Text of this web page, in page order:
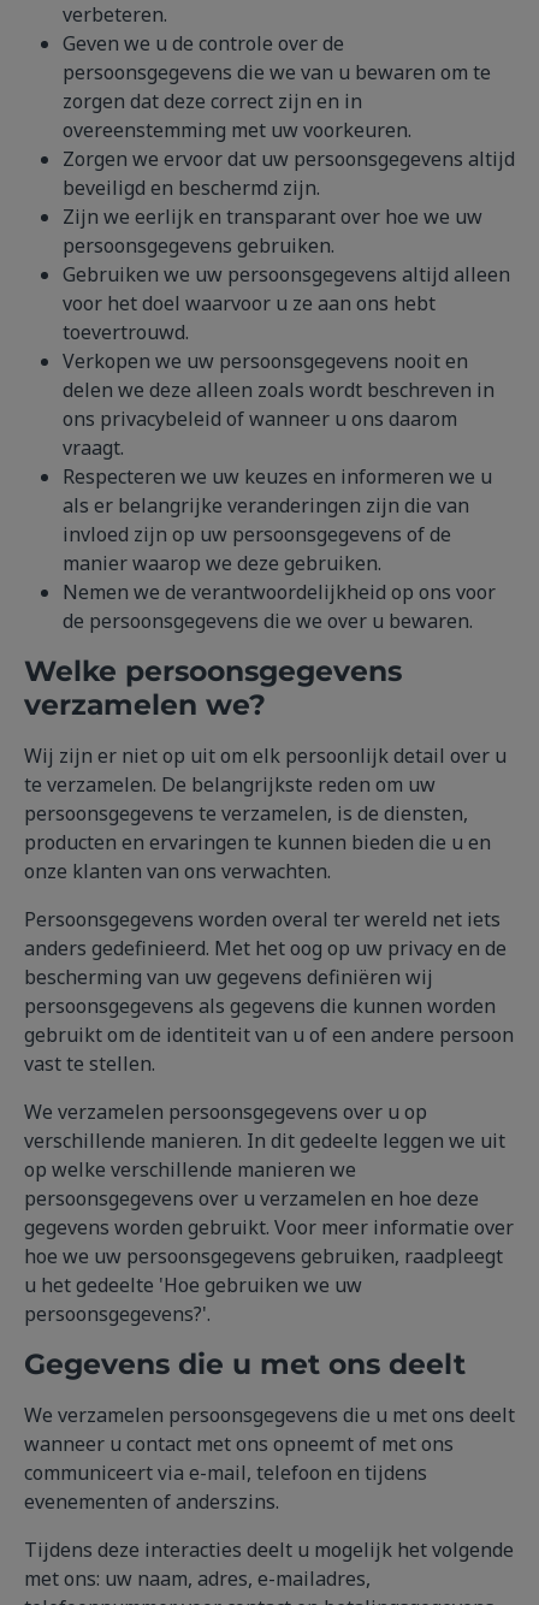
verbeteren.
Geven we u de controle over de
persoonsgegevens die we van u bewaren om te
zorgen dat deze correct zijn en in
overeenstemming met uw voorkeuren.
Zorgen we ervoor dat uw persoonsgegevens altijd
beveiligd en beschermd zijn.
Zijn we eerlijk en transparant over hoe we uw
persoonsgegevens gebruiken.
Gebruiken we uw persoonsgegevens altijd alleen
voor het doel waarvoor u ze aan ons hebt
toevertrouwd.
Verkopen we uw persoonsgegevens nooit en
delen we deze alleen zoals wordt beschreven in
ons privacybeleid of wanneer u ons daarom
vraagt.
Respecteren we uw keuzes en informeren we u
als er belangrijke veranderingen zijn die van
invloed zijn op uw persoonsgegevens of de
manier waarop we deze gebruiken.
Nemen we de verantwoordelijkheid op ons voor
de persoonsgegevens die we over u bewaren.
Welke persoonsgegevens
verzamelen we?
Wij zijn er niet op uit om elk persoonlijk detail over u
te verzamelen. De belangrijkste reden om uw
persoonsgegevens te verzamelen, is de diensten,
producten en ervaringen te kunnen bieden die u en
onze klanten van ons verwachten.
Persoonsgegevens worden overal ter wereld net iets
anders gedefinieerd. Met het oog op uw privacy en de
bescherming van uw gegevens definiëren wij
persoonsgegevens als gegevens die kunnen worden
gebruikt om de identiteit van u of een andere persoon
vast te stellen.
We verzamelen persoonsgegevens over u op
verschillende manieren. In dit gedeelte leggen we uit
op welke verschillende manieren we
persoonsgegevens over u verzamelen en hoe deze
gegevens worden gebruikt. Voor meer informatie over
hoe we uw persoonsgegevens gebruiken, raadpleegt
u het gedeelte 'Hoe gebruiken we uw
persoonsgegevens?'.
Gegevens die u met ons deelt
We verzamelen persoonsgegevens die u met ons deelt
wanneer u contact met ons opneemt of met ons
communiceert via e-mail, telefoon en tijdens
evenementen of anderszins.
Tijdens deze interacties deelt u mogelijk het volgende
met ons: uw naam, adres, e-mailadres,